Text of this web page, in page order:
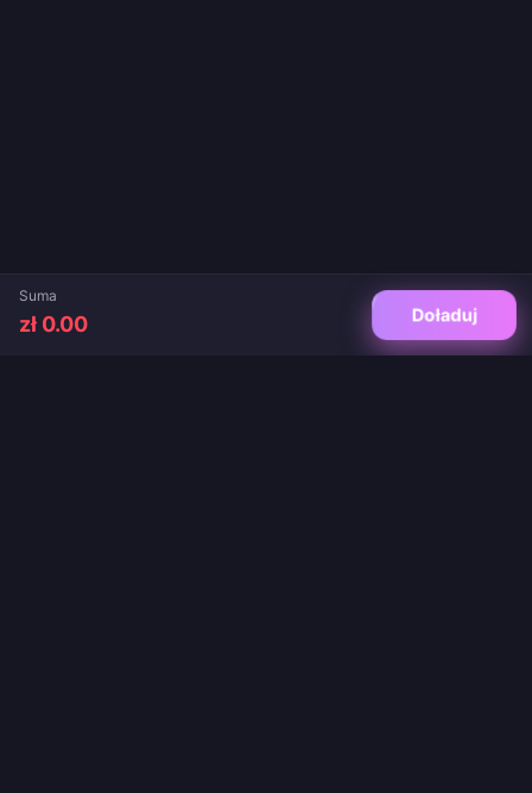
Suma
zł 0.00 Doładuj